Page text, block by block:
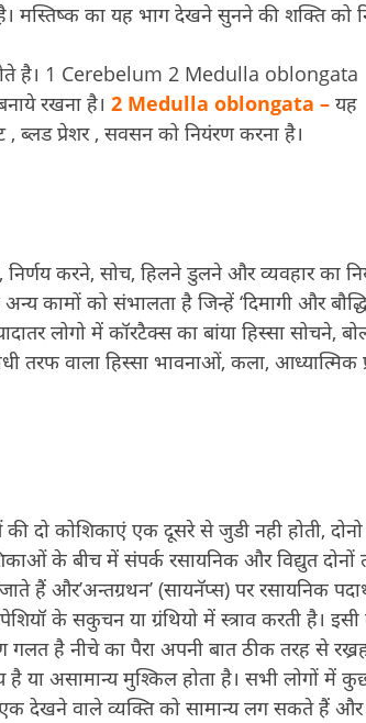
मस्तिष्क का यह भाग देखने सुनने की शक्ति को
है। 1 Cerebelum 2 Medulla oblongata
रखना है। 2 Medulla oblongata – यह
, ब्लड प्रेशर , सवसन को नियंरण करना है।
निर्णय करने, सोच, हिलने डुलने और व्यवहार का
कामों को संभालता है जिन्हें ‘दिमागी और
लोगो में कॉरटैक्स का बांया हिस्सा सोचने,
तरफ वाला हिस्सा भावनाओं, कला, आध्यात्मिक
दो कोशिकाएं एक दूसरे से जुडी नही होती, दोनो
के बीच में संपर्क रसायनिक और विद्युत दोनों
हैं और’अन्तग्रथन’ (सायनॅप्स) पर रसायनिक
के सकुचन या ग्रंथियो में स्त्राव करती है।
गलत है नीचे का पैरा अपनी बात ठीक तरह से
है या असामान्य मुश्किल होता है। सभी लोगों में
देखने वाले व्यक्ति को सामान्य लग सकते हैं और